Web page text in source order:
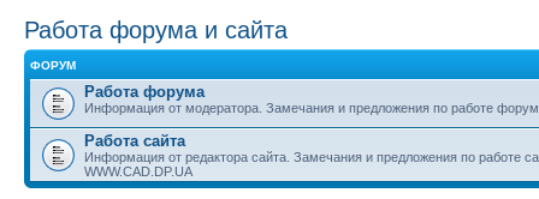
Работа форума и сайта
ФОРУМ
Работа форума
Информация от модератора. Замечания и предложения по работе
Работа сайта
Информация от редактора сайта. Замечания и предложения по работе
WWW.CAD.DP.UA